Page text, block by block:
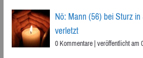
Nö: Mann (56) bei Sturz
verletzt
0 Kommentare|veröffentlicht am